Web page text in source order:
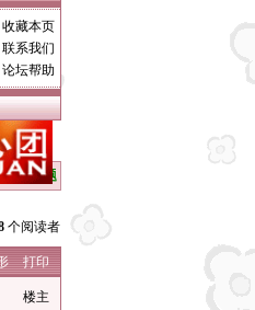
收藏本页
联系我们
论坛帮助
此类问题
个阅读者
打印
楼主